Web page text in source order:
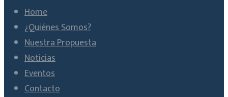
Home
¿Quiénes Somos?
Nuestra Propuesta
Noticias
Eventos
Contacto